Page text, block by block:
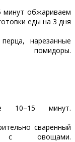
минут обжариваем
нарезанные
10–15 минут.
сваренный
овощами.